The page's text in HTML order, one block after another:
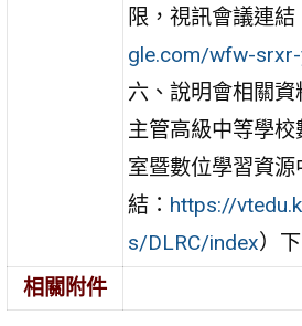
限，視訊會議連結
gle.com/wfw-
六、說明會相關
主管高級中等學
室暨數位學習資
結： https://
s/DLRC/index）
相關附件